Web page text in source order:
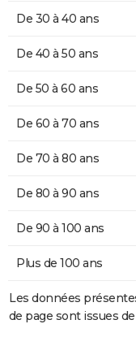
De 30 à 40 ans
De 40 à 50 ans
De 50 à 60 ans
De 60 à 70 ans
De 70 à 80 ans
De 80 à 90 ans
De 90 à 100 ans
Plus de 100 ans
Les données
de page sont issues